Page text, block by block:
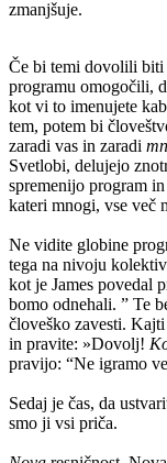
zmanjšuje.
Če bi temi dovolili biti
programu omogočili,
kot vi to imenujete
tem, potem bi
zaradi vas in zaradi
Svetlobi, delujejo
spremenijo program
kateri mnogi, vse več
Ne vidite globine
tega na nivoju
kot je James povedal
bomo odnehali. ” Te
človeško zavesti.
in pravite: »Dovolj!
pravijo: “Ne igramo
Sedaj je čas, da
smo ji vsi priča.